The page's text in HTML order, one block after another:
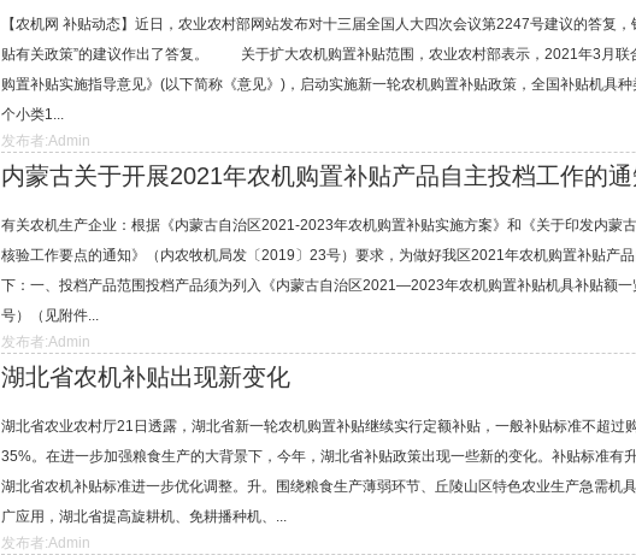
【农机网 补贴动态】近日，农业农村部网站发布对十三届全国人大四次会议第2247号建议的答复
贴有关政策”的建议作出了答复。 关于扩大农机购置补贴范围，农业农村部表示，2021年3月
购置补贴实施指导意见》(以下简称《意见》)，启动实施新一轮农机购置补贴政策，全国补贴机具
个小类1...
发布者:Admin
内蒙古关于开展2021年农机购置补贴产品自主投档工作的通
有关农机生产企业：根据《内蒙古自治区2021-2023年农机购置补贴实施方案》和《关于印发内蒙
核验工作要点的通知》（内农牧机局发〔2019〕23号）要求，为做好我区2021年农机购置补贴产
下：一、投档产品范围投档产品须为列入《内蒙古自治区2021—2023年农机购置补贴机具补贴额一
号）（见附件...
发布者:Admin
湖北省农机补贴出现新变化
湖北省农业农村厅21日透露，湖北省新一轮农机购置补贴继续实行定额补贴，一般补贴标准不超过
35%。在进一步加强粮食生产的大背景下，今年，湖北省补贴政策出现一些新的变化。补贴标准有
湖北省农机补贴标准进一步优化调整。升。围绕粮食生产薄弱环节、丘陵山区特色农业生产急需机
广应用，湖北省提高旋耕机、免耕播种机、...
发布者:Admin